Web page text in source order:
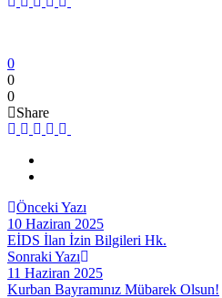
0
0
0
Share
Önceki Yazı
10 Haziran 2025
EİDS İlan İzin Bilgileri Hk.
Sonraki Yazı
11 Haziran 2025
Kurban Bayramınız Mübarek Olsun!